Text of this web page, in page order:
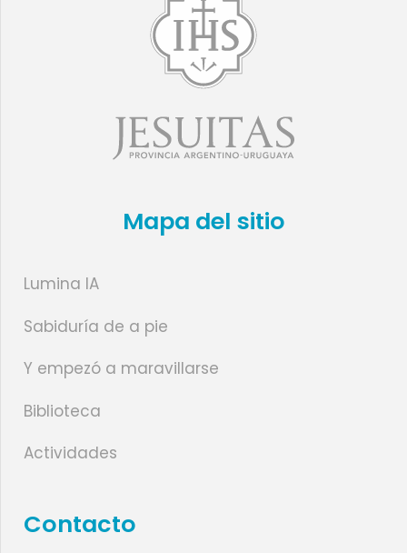
Mapa del sitio
Lumina IA
Sabiduría de a pie
Y empezó a maravillarse
Biblioteca
Actividades
Contacto